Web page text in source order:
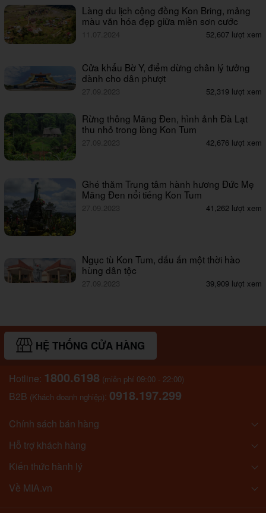
Làng du lịch cộng đồng Kon Bring, mảng
màu văn hóa đẹp giữa miền sơn cước
11.07.2024 52,607 lượt xem
Cửa khẩu Bờ Y, điểm dừng chân lý tưởng
dành cho dân phượt
27.09.2023 52,319 lượt xem
Rừng thông Măng Đen, hình ảnh Đà Lạt
thu nhỏ trong lòng Kon Tum
27.09.2023 42,676 lượt xem
Ghé thăm Trung tâm hành hương Đức Mẹ
Măng Đen nổi tiếng Kon Tum
27.09.2023 41,262 lượt xem
Ngục tù Kon Tum, dấu ấn một thời hào
hùng dân tộc
27.09.2023 39,909 lượt xem
HỆ THỐNG CỬA HÀNG
Hotline: 1800.6198 (miễn phí 09:00 - 22:00)
B2B (Khách doanh nghiệp): 0918.197.299
Chính sách bán hàng
Hỗ trợ khách hàng
Kiến thức hành lý
Về MIA.vn